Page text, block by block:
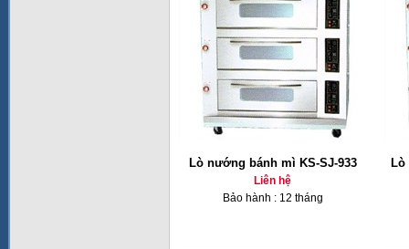
Lò nướng bánh mì KS-SJ-933
Liên hệ
Bảo hành : 12 tháng
Lò